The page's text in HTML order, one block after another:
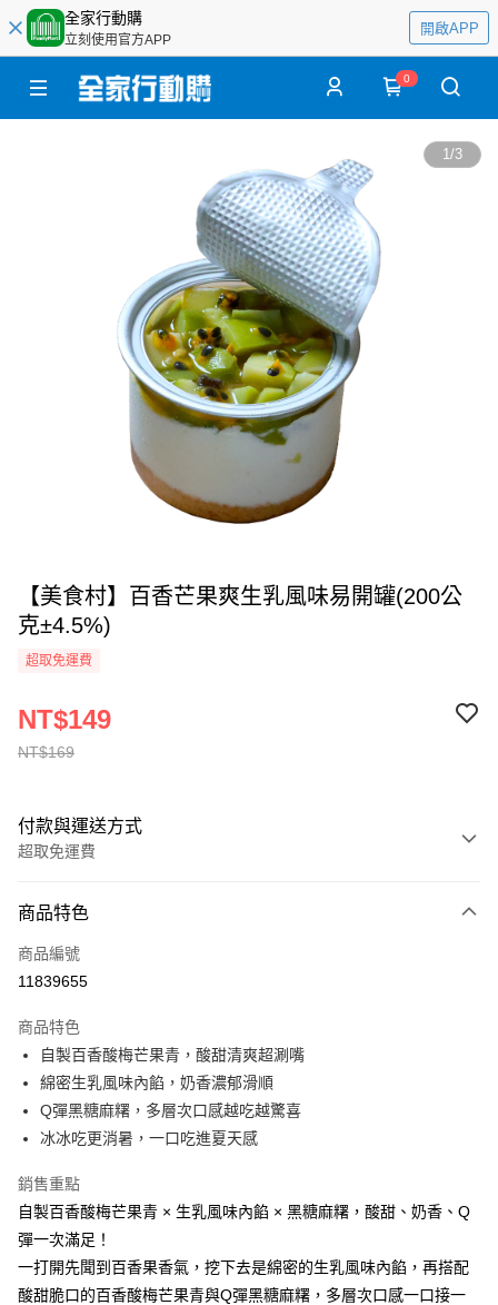
全家行動購
立刻使用官方APP
開啟APP
0
1/3
【美食村】百香芒果爽生乳風味易開罐(200公
克±4.5%)
超取免運費
NT$169
NT$149
付款與運送方式
超取免運費
全家線上支付
超商取貨付款
運送方式
冷凍-全家取貨付款
免運費
冷凍-付款後全家取貨
商品特色
商品編號
11839655
商品特色
自製百香酸梅芒果青，酸甜清爽超涮嘴
綿密生乳風味內餡，奶香濃郁滑順
Q彈黑糖麻糬，多層次口感越吃越驚喜
冰冰吃更消暑，一口吃進夏天感
銷售重點
自製百香酸梅芒果青 × 生乳風味內餡 × 黑糖麻糬，酸甜、奶香、Q
彈一次滿足！
一打開先聞到百香果香氣，挖下去是綿密的生乳風味內餡，再搭配
酸甜脆口的百香酸梅芒果青與Q彈黑糖麻糬，多層次口感一口接一